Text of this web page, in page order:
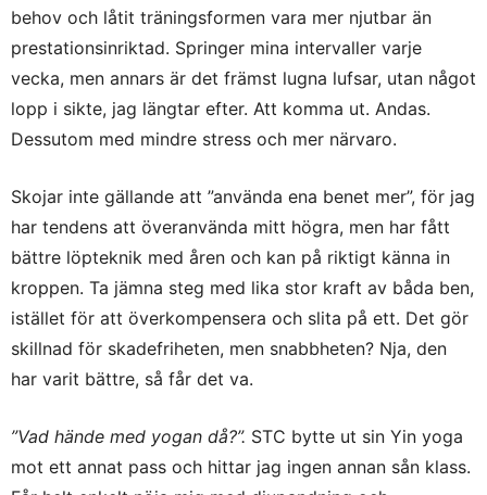
behov och låtit träningsformen vara mer njutbar än
prestationsinriktad. Springer mina intervaller varje
vecka, men annars är det främst lugna lufsar, utan något
lopp i sikte, jag längtar efter. Att komma ut. Andas.
Dessutom med mindre stress och mer närvaro.
Skojar inte gällande att ”använda ena benet mer”, för jag
har tendens att överanvända mitt högra, men har fått
bättre löpteknik med åren och kan på riktigt känna in
kroppen. Ta jämna steg med lika stor kraft av båda ben,
istället för att överkompensera och slita på ett. Det gör
skillnad för skadefriheten, men snabbheten? Nja, den
har varit bättre, så får det va.
”Vad hände med yogan då?”. STC bytte ut sin Yin yoga
mot ett annat pass och hittar jag ingen annan sån klass.